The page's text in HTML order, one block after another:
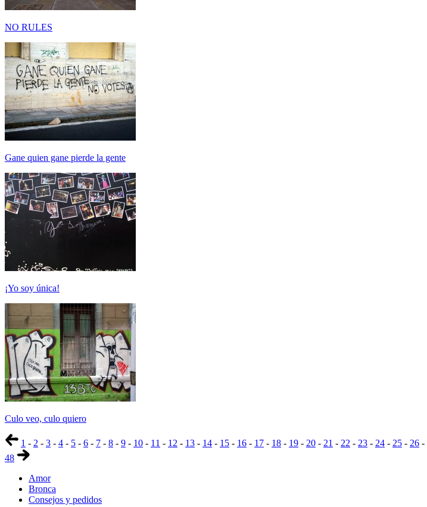
NO RULES
Gane quien gane pierde la gente
¡Yo soy única!
Culo veo, culo quiero
1 - 2 - 3 - 4 - 5 - 6 - 7 - 8 - 9 - 10 - 11 - 12 - 13 - 14 - 15 - 16 - 17 - 18 - 19 - 20 - 21 - 22 - 23 - 24 - 25 - 26 -
48
Amor
Bronca
Consejos y pedidos